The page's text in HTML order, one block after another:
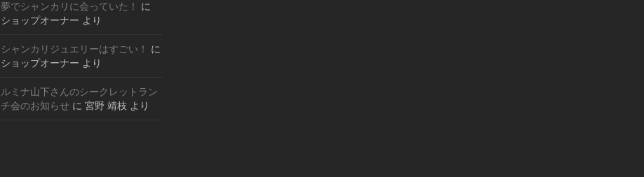
夢でシャンカリに会っていた！
に
ショップオーナー より
シャンカリジュエリーはすごい！
に
ショップオーナー より
ルミナ山下さんのシークレットラン
チ会のお知らせ に 宮野 靖枝 より